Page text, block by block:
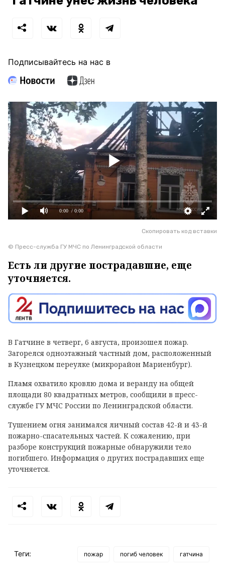
Подписывайтесь на нас в
0:00 / 0:00
Скопировать код вставки
© Пресс-служба ГУ МЧС по Ленинградской области
Есть ли другие пострадавшие, еще
уточняется.
В Гатчине в четверг, 6 августа, произошел пожар.
Загорелся одноэтажный частный дом, расположенный
в Кузнецком переулке (микрорайон Мариенбург).
Пламя охватило кровлю дома и веранду на общей
площади 80 квадратных метров, сообщили в пресс-
службе ГУ МЧС России по Ленинградской области.
Тушением огня занимался личный состав 42-й и 43-й
пожарно-спасательных частей. К сожалению, при
разборе конструкций пожарные обнаружили тело
погибшего. Информация о других пострадавших еще
уточняется.
Теги: пожар погиб человек гатчина